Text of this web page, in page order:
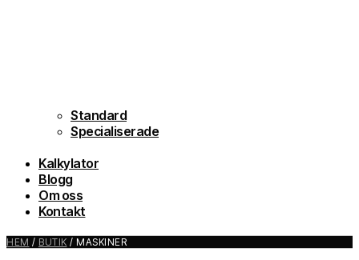
Standard
Specialiserade
Kalkylator
Blogg
Om oss
Kontakt
HEM / BUTIK / MASKINER